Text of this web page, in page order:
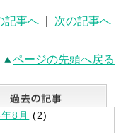
記事へ 次の記事へ
ページの先頭へ戻る
一覧
8月 (2)